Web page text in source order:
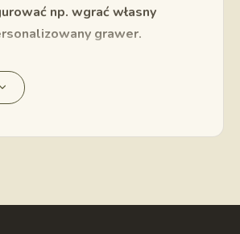
np. wgrać własny
grawer.